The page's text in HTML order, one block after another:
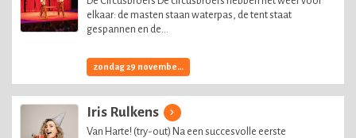
elkaar: de masten staan waterpas, de tent staat
gespannen en de...
zondag 29 november, 2026
Iris Rulkens
Van Harte! (try-out) Na een succesvolle eerste